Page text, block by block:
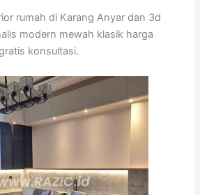
rumah di Karang Anyar dan 3d
modern mewah klasik harga
konsultasi.